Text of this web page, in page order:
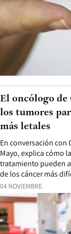
04 NOVIEMBRE
En conversación con
Mayo, explica cómo
tratamiento pueden
de los cáncer más
El oncólogo de
los tumores
más letales